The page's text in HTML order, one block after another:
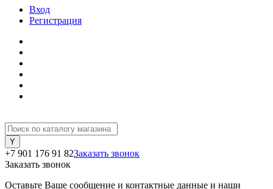
Вход
Регистрация
+7 901 176 91 82Заказать звонок
Заказать звонок
Оставьте Ваше сообщение и контактные данные и наши